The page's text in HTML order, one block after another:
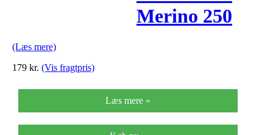
Merino 250
(Læs mere)
179 kr. (Vis fragtpris)
Læs mere »